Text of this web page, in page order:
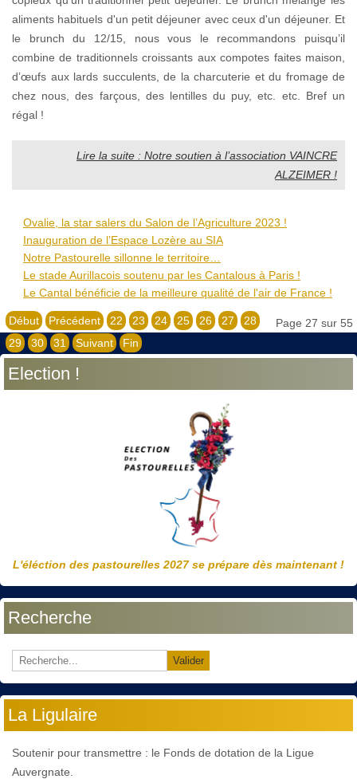
aliments habituels d'un petit déjeuner avec ceux d'un déjeuner. Et
le brunch du 12/15, nous vous le recommandons puisqu’il
combine de traditionnels croissants aux compotes faites maison,
d’œufs aux lards succulents, de la charcuterie et du fromage de
chez nous, des farçous, des lentilles du puy, etc. etc. Bref un
régal !
Lire la suite : Notre soutien à l’association VAINCRE
ALZEIMER !
Ovalie, la star salers du Salon de l’Agriculture 2023 !
Inauguration de l’Espace Lozère au SIA
Notre Pastourelle sillonne le territoire…
Le stade Aurillacois soutenu par les Cantalous à Paris !
Le Cantal bénéficie de la meilleure qualité de l'air de France !
Page 27 sur 55
Début Précédent 22 23 24 25 26 27
28
29
30 31 Suivant Fin
Election !
L'éléction des pastourelles 2027 se prépare dès maintenant !
Recherche
Valider
La Ligulaire
Soutenir pour transmettre : le Fonds de dotation de la Ligue
Auvergnate.